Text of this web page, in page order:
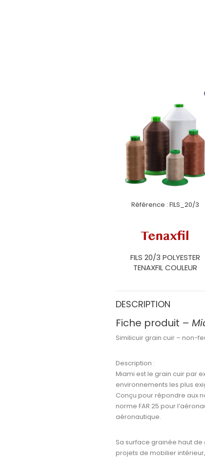
Référence : FILS_20/3
FILS 20/3 POLYESTER
TENAXFIL COULEUR
DESCRIPTION
Fiche produit –
Similicuir grain cuir – non-
Description :
Miami est le grain cuir par
environnements les plus
Conçu pour répondre aux
norme FAR 25 pour
aéronautique.
Sa surface grainée haut
projets demobilier